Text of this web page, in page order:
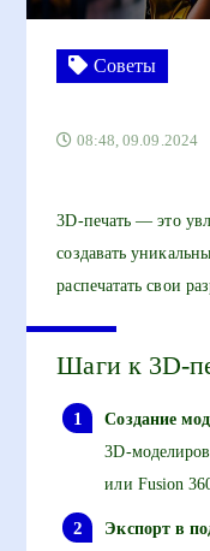
Советы
08:48, 09.09.2024
3D-печать — это
создавать
распечатать свои
Шаги к 3D-
Создание
3D-
или Fusion
Экспорт в